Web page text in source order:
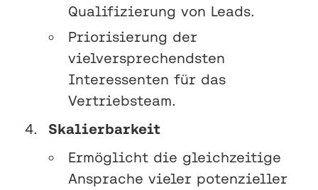
Qualifizierung von Leads.
Priorisierung der
vielversprechendsten
Interessenten für das
Vertriebsteam.
Skalierbarkeit
Ermöglicht die gleichzeitige
Ansprache vieler potenzieller